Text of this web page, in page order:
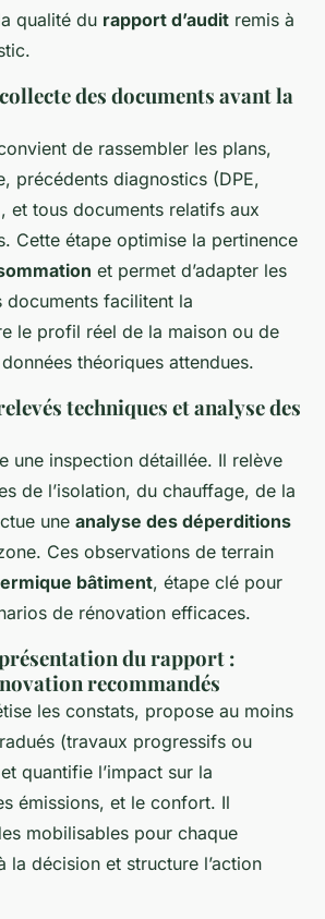
qualité du rapport d’audit remis à
des documents avant la
de rassembler les plans,
précédents diagnostics (DPE,
tous documents relatifs aux
Cette étape optimise la pertinence
et permet d’adapter les
documents facilitent la
le profil réel de la maison ou de
théoriques attendues.
techniques et analyse des
une inspection détaillée. Il relève
de l’isolation, du chauffage, de la
une analyse des déperditions
Ces observations de terrain
bâtiment, étape clé pour
de rénovation efficaces.
du rapport :
recommandés
les constats, propose au moins
(travaux progressifs ou
quantifie l’impact sur la
émissions, et le confort. Il
mobilisables pour chaque
la décision et structure l’action